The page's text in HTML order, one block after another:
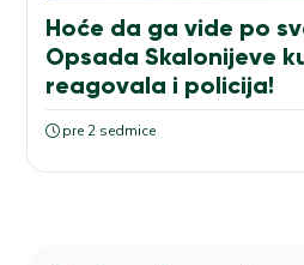
Hoće da ga vide po
Opsada Skalonijeve
reagovala i policija!
pre 2 sedmice